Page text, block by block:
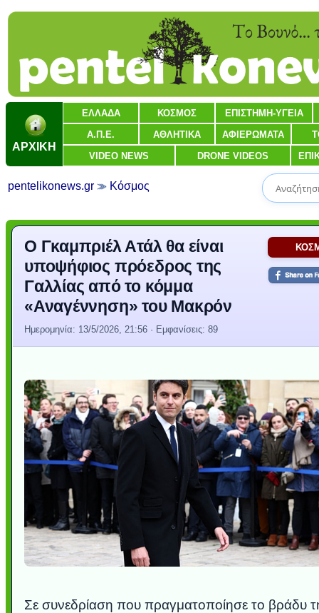
ΑΡΧΙΚΗ
ΕΛΛΑΔΑ ΚΟΣΜΟΣ ΕΠΙΣΤΗΜΗ-ΥΓΕΙΑ
Α.Π.Ε. ΑΘΛΗΤΙΚΑ ΑΦΙΕΡΩΜΑΤΑ
VIDEO NEWS DRONE VIDEOS
pentelikonews.gr Κόσμος
Ο Γκαμπριέλ Ατάλ θα είναι
υποψήφιος πρόεδρος της
Γαλλίας από το κόμμα
«Αναγέννηση» του Μακρόν
Ημερομηνία: 13/5/2026, 21:56 · Εμφανίσεις: 89
Σε συνεδρίαση που πραγματοποίησε το βράδυ